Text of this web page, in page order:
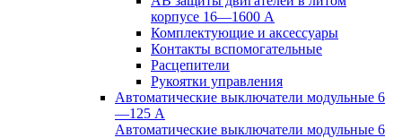
корпусе 16—1600 А
Комплектующие и аксессуары
Контакты вспомогательные
Расцепители
Рукоятки управления
Автоматические выключатели модульные 6
—125 А
Автоматические выключатели модульные 6